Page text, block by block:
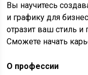
Вы научитесь
и графику для
отразит ваш стиль и
Сможете начать
О профессии